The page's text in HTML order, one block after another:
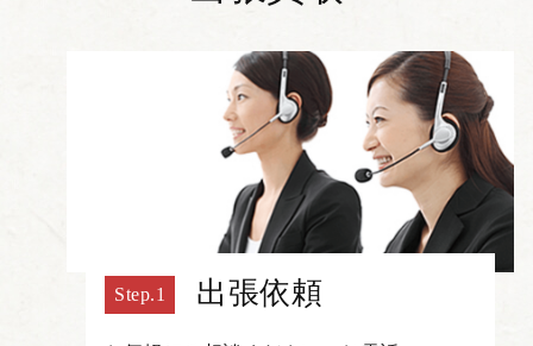
出張依頼